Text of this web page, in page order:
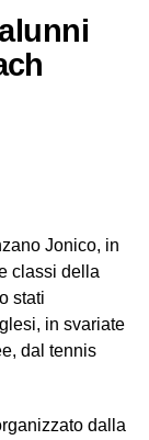
Jonico, in
classi della
stati
in svariate
dal tennis
dalla